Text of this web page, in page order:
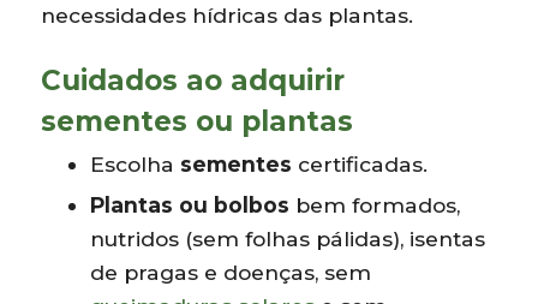
necessidades hídricas das plantas.
Cuidados ao adquirir
sementes ou plantas
Escolha sementes certificadas.
Plantas ou bolbos bem formados,
nutridos (sem folhas pálidas), isentas
de pragas e doenças, sem